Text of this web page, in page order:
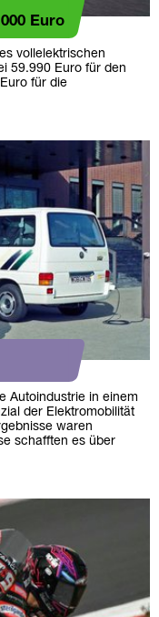
Euro
vollelektrischen
59.990 Euro für den
für die
Autoindustrie in einem
der Elektromobilität
waren
schafften es über